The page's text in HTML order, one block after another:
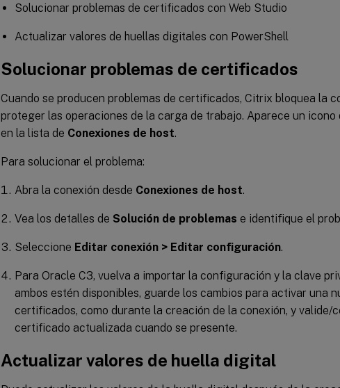
Solucionar problemas de certificados con Web Studio
Actualizar valores de huellas digitales con PowerShell
Solucionar problemas de certificados
Cuando se producen problemas de certificados, Citrix bloquea la
proteger las operaciones de la carga de trabajo. Aparece un
en la lista de Conexiones de host.
Para solucionar el problema:
Abra la conexión desde Conexiones de host.
Vea los detalles de Solución de problemas e identifique el
Seleccione Editar conexión > Editar configuración.
Para Oracle C3, vuelva a importar la configuración y la clave
ambos estén disponibles, guarde los cambios para activar una
certificados, como durante la creación de la conexión, y valide/
certificado actualizada cuando se presente.
Actualizar valores de huella digital